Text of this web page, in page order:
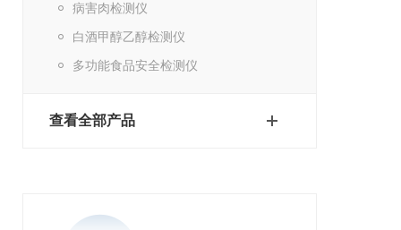
病害肉检测仪
白酒甲醇乙醇检测仪
多功能食品安全检测仪
查看全部产品